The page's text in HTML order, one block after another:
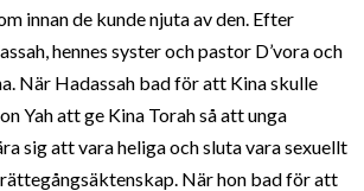
innan de kunde njuta av den. Efter
hennes syster och pastor D’vora och
När Hadassah bad för att Kina skulle
Yah att ge Kina Torah så att unga
sig att vara heliga och sluta vara sexuellt
När hon bad för att